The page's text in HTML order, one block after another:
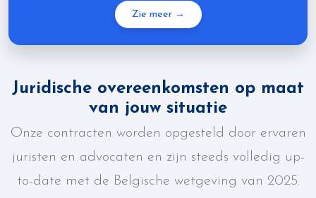
Zie meer →
Juridische overeenkomsten op maat
van jouw situatie
Onze contracten worden opgesteld door ervaren
juristen en advocaten en zijn steeds volledig up-
to-date met de Belgische wetgeving van 2025.